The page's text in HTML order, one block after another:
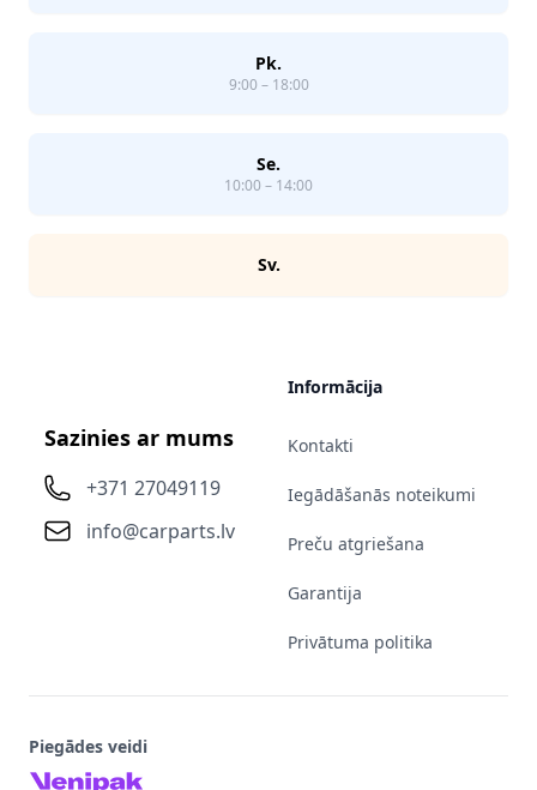
Pk.
9:00 – 18:00
Se.
10:00 – 14:00
Sv.
Sazinies ar mums
+371 27049119
info@carparts.lv
Informācija
Kontakti
Iegādāšanās noteikumi
Preču atgriešana
Garantija
Privātuma politika
Piegādes veidi